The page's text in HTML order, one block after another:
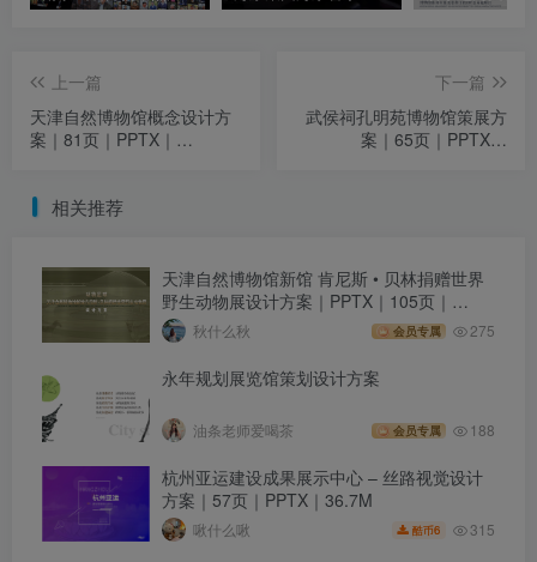
上一篇
天津自然博物馆概念设计方
案｜81页｜PPTX｜
下一篇
武侯祠孔明苑博物馆策展方
案｜65页｜PPTX｜
相关推荐
天津自然博物馆新馆 肯尼斯 • 贝林捐赠世界
野生动物展设计方案｜PPTX｜105页｜
174.86M
秋什么秋 会员专属 275
永年规划展览馆策划设计方案
油条老师爱喝茶 会员专属 188
杭州亚运建设成果展示中心 – 丝路视觉设计
方案｜57页｜PPTX｜36.7M
啾什么啾 酷币6 315